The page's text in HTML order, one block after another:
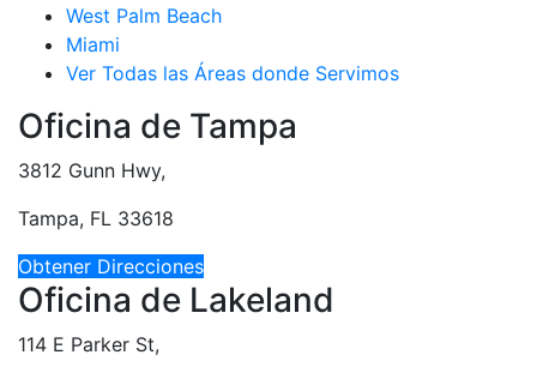
West Palm Beach
Miami
Ver Todas las Áreas donde Servimos
Oficina de Tampa
3812 Gunn Hwy,
Tampa, FL 33618
Obtener Direcciones
Oficina de Lakeland
114 E Parker St,